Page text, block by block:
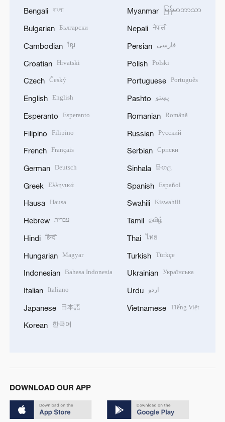
Bengali বাংলা
Bulgarian Български
Cambodian ខ្មែរ
Croatian Hrvatski
Czech Český
English English
Esperanto Esperanto
Filipino Filipino
French Français
German Deutsch
Greek Ελληνικά
Hausa Hausa
Hebrew עברית
Hindi हिन्दी
Hungarian Magyar
Indonesian Bahasa Indonesia
Italian Italiano
Japanese 日本語
Korean 한국어
Myanmar မြန်မာဘာသာ
Nepali नेपाली
Persian فارسی
Polish Polski
Portuguese Português
Pashto پښتو
Romanian Română
Russian Русский
Serbian Српски
Sinhala සිංහල
Spanish Español
Swahili Kiswahili
Tamil தமிழ்
Thai ไทย
Turkish Türkçe
Ukrainian Українська
Urdu اردو
Vietnamese Tiếng Việt
DOWNLOAD OUR APP